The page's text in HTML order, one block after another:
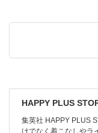
HAPPY PLUS
集英社 HAPPY PLUS
けでなく着こなしやラ